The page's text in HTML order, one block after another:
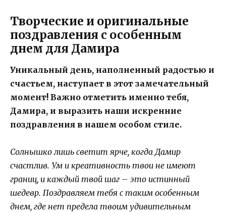
Творческие и оригинальные
поздравления с особенным
днем для Дамира
Уникальный день, наполненный радостью и
счастьем, наступает в этот замечательный
момент! Важно отметить именно тебя,
Дамира, и выразить наши искренние
поздравления в нашем особом стиле.
Солнышко лишь светит ярче, когда Дамир
счастлив. Ум и креативность твои не имеют
границ, и каждый твой шаг – это истинный
шедевр. Поздравляем тебя с таким особенным
днем, где нет предела твоим удивительным